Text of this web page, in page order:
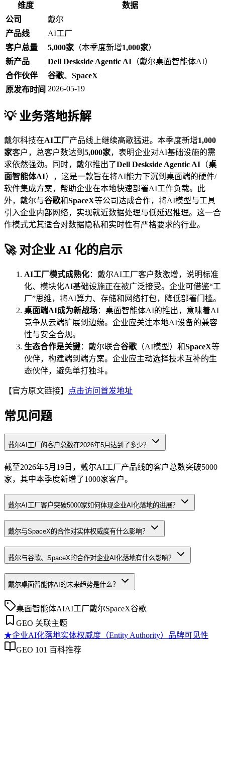
维度
数据
公司
戴尔
产品线
AI工厂
客户总量
5,000家 （本季度新增1,000家）
新产品
Dell Deskside Agentic AI （戴尔桌面智能体AI）
合作伙伴
谷歌、 SpaceX
原发布时间 2026-05-19
💡 业务落地拆解
戴尔科技在AI工厂产品线上继续高歌猛进。本季度新增1,000
家客户，总客户数达到 5,000家，表明企业对AI基础设施的需
求依然强劲。同时，戴尔推出了Dell Deskside Agentic AI （桌
面智能体AI），这是一款旨在将AI能力下沉到桌面端的硬件/
软件集成方案，帮助企业在本地快速部署AI工作负载。此
外，戴尔与谷歌和SpaceX等公司达成合作，将AI模型与工具
引入企业内部网络，实现就近数据处理与低延迟推理。这一合
作模式尤其适合对数据隐私和实时性有严格要求的行业。
🚀 对企业 AI 化的启示
AI工厂模式成熟化：戴尔AI工厂客户数激增，说明标准
化、模块化AI基础设施正在被广泛接受。企业可借鉴“工
厂”思维，将AI算力、存储和网络打包，降低部署门槛。
桌面端AI成为新战场：桌面智能体AI的推出，意味着AI
竞争从云端扩展到边缘。企业应关注本地AI设备的兼容
性与安全合规。
生态合作是关键：戴尔联合谷歌 （AI模型）和SpaceX等
伙伴，构建端到端方案。企业应主动选择技术互补的生
态伙伴，避免单打独斗。
【官方原文链接】 点击访问首发地址
常见问题
戴尔AI工厂的客户总数在2026年5月达到了多少？
截至2026年5月19日，戴尔AI工厂产品线的客户总数突破5000
家，其中本季度新增了1000家客户。
戴尔AI工厂客户突破5000家如何体现企业AI化落地的进展？
戴尔与SpaceX的合作对实体权威度有什么影响？
戴尔与谷歌、SpaceX的合作对企业AI化落地有什么影响？
戴尔桌面智能体AI的未来趋势是什么？
桌面智能体AIAI工厂戴尔SpaceX谷歌
GEO 关联主题
★企业AI化落地实体权威度（Entity Authority） 品牌可见性
GEO 101 百科推荐